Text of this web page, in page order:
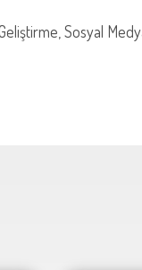
Sosyal